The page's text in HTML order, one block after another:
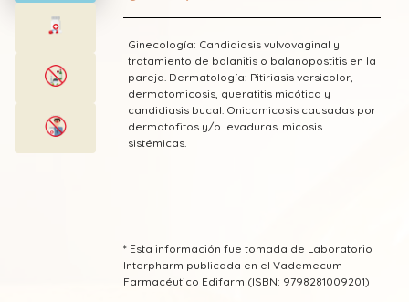
Ginecología: Candidiasis vulvovaginal y
tratamiento de balanitis o balanopostitis en la
pareja. Dermatología: Pitiriasis versicolor,
dermatomicosis, queratitis micótica y
candidiasis bucal. Onicomicosis causadas por
dermatofitos y/o levaduras. micosis
sistémicas.
* Esta información fue tomada de Laboratorio
Interpharm publicada en el Vademecum
Farmacéutico Edifarm (ISBN: 9798281009201)